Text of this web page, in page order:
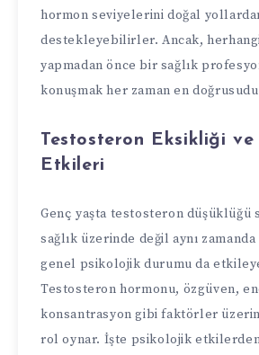
hormon seviyelerini doğal
destekleyebilirler. Ancak,
yapmadan önce bir sağlık
konuşmak her zaman en
Testosteron Eksikliği
Etkileri
Genç yaşta testosteron düşüklüğü
sağlık üzerinde değil aynı
genel psikolojik durumu da
Testosteron hormonu, özgüven,
konsantrasyon gibi faktörler
rol oynar. İşte psikolojik etkilerden